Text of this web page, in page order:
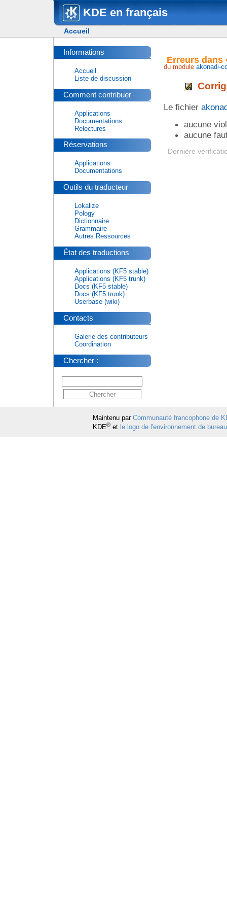
KDE en français
Accueil
Erreurs dans
du moduleakonadi-
Le fichier
aucune
aucune
Dernière
Informations
Accueil
Liste de discussion
Comment contribuer
Applications
Documentations
Relectures
Réservations
Applications
Documentations
Outils du traducteur
Lokalize
Pology
Dictionnaire
Grammaire
Autres Ressources
État des traductions
Applications (KF5 stable)
Applications (KF5 trunk)
Docs (KF5 stable)
Docs (KF5 trunk)
Userbase (wiki)
Contacts
Galerie des contributeurs
Coordination
Chercher :
Maintenu par Communauté francophone de
KDE®et le logo de l'environnement de